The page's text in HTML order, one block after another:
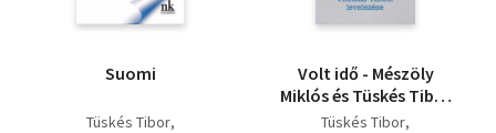
Suomi
Tüskés Tibor
Volt idő - Mészöly
Miklós és Tüskés Tibor
levelezése
Tüskés Tibor